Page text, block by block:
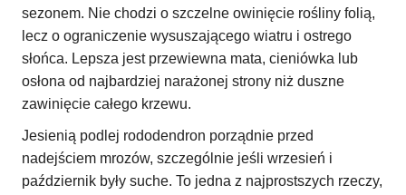
sezonem. Nie chodzi o szczelne owinięcie rośliny folią,
lecz o ograniczenie wysuszającego wiatru i ostrego
słońca. Lepsza jest przewiewna mata, cieniówka lub
osłona od najbardziej narażonej strony niż duszne
zawinięcie całego krzewu.
Jesienią podlej rododendron porządnie przed
nadejściem mrozów, szczególnie jeśli wrzesień i
październik były suche. To jedna z najprostszych rzeczy,